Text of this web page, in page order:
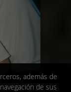
además de
de sus